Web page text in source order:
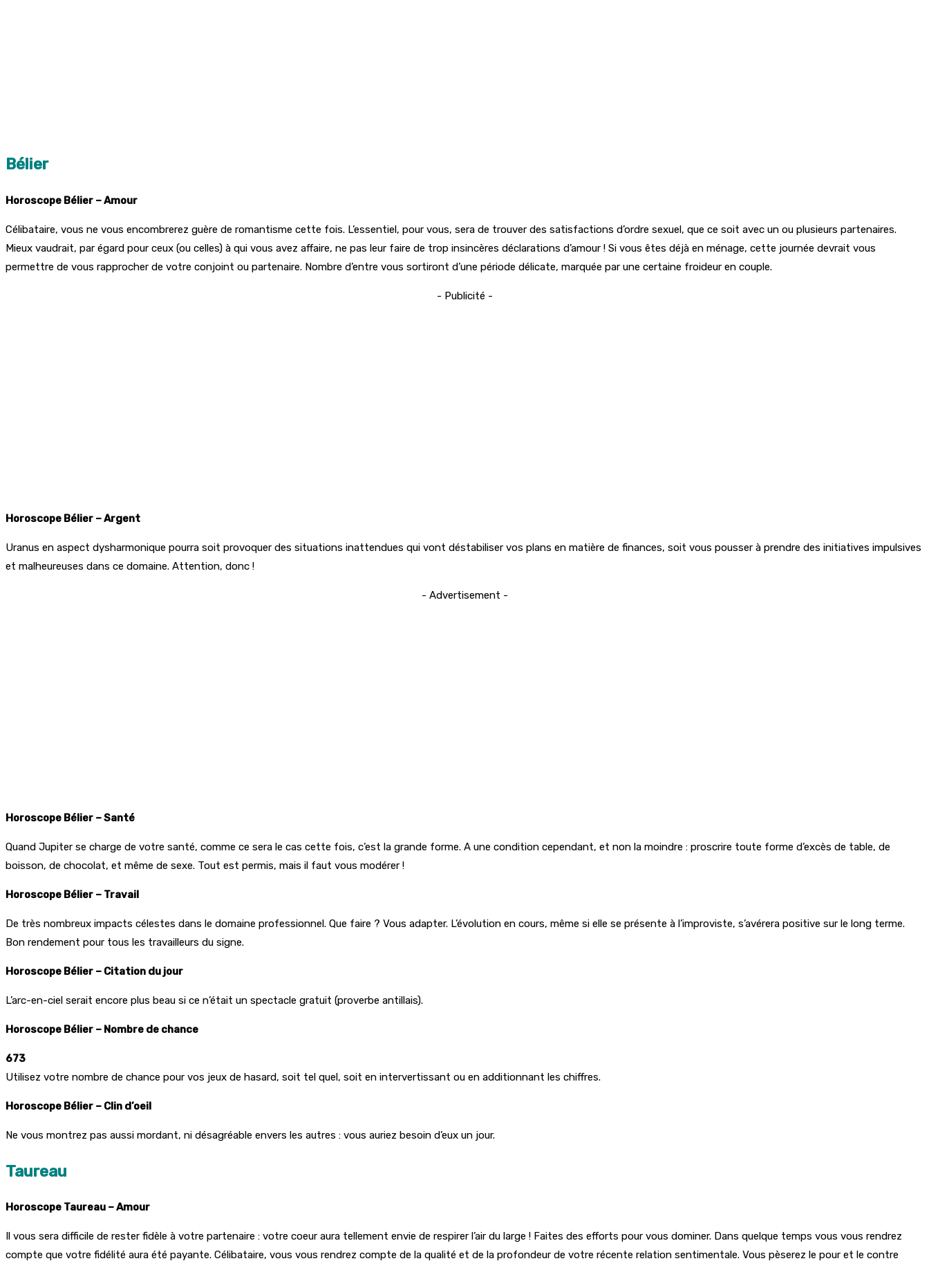
Bélier
Horoscope Bélier – Amour
Célibataire, vous ne vous encombrerez guère de romantisme cette fois. L’essentiel, pour vous, sera de trouver des satisfactions d’ordre sexuel, que ce soit avec un ou plusieurs partenaires.
Mieux vaudrait, par égard pour ceux (ou celles) à qui vous avez affaire, ne pas leur faire de trop insincères déclarations d’amour ! Si vous êtes déjà en ménage, cette journée devrait vous
permettre de vous rapprocher de votre conjoint ou partenaire. Nombre d’entre vous sortiront d’une période délicate, marquée par une certaine froideur en couple.
- Publicité -
Horoscope Bélier – Argent
Uranus en aspect dysharmonique pourra soit provoquer des situations inattendues qui vont déstabiliser vos plans en matière de finances, soit vous pousser à prendre des initiatives impulsives
et malheureuses dans ce domaine. Attention, donc !
- Advertisement -
Horoscope Bélier – Santé
Quand Jupiter se charge de votre santé, comme ce sera le cas cette fois, c’est la grande forme. A une condition cependant, et non la moindre : proscrire toute forme d’excès de table, de
boisson, de chocolat, et même de sexe. Tout est permis, mais il faut vous modérer !
Horoscope Bélier – Travail
De très nombreux impacts célestes dans le domaine professionnel. Que faire ? Vous adapter. L’évolution en cours, même si elle se présente à l’improviste, s’avérera positive sur le long terme.
Bon rendement pour tous les travailleurs du signe.
Horoscope Bélier – Citation du jour
L’arc-en-ciel serait encore plus beau si ce n’était un spectacle gratuit (proverbe antillais).
Horoscope Bélier – Nombre de chance
673
Utilisez votre nombre de chance pour vos jeux de hasard, soit tel quel, soit en intervertissant ou en additionnant les chiffres.
Horoscope Bélier – Clin d’oeil
Ne vous montrez pas aussi mordant, ni désagréable envers les autres : vous auriez besoin d’eux un jour.
Taureau
Horoscope Taureau – Amour
Il vous sera difficile de rester fidèle à votre partenaire : votre coeur aura tellement envie de respirer l’air du large ! Faites des efforts pour vous dominer. Dans quelque temps vous vous rendrez
compte que votre fidélité aura été payante. Célibataire, vous vous rendrez compte de la qualité et de la profondeur de votre récente relation sentimentale. Vous pèserez le pour et le contre